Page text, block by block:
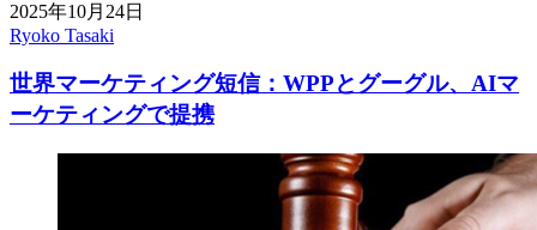
2025年10月24日
Ryoko Tasaki
世界マーケティング短信：WPPとグーグル、AIマ
ーケティングで提携